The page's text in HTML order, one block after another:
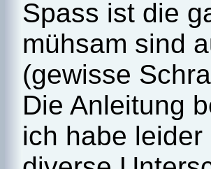
Spass ist die
mühsam sind
(gewisse
Die Anleitung
ich habe